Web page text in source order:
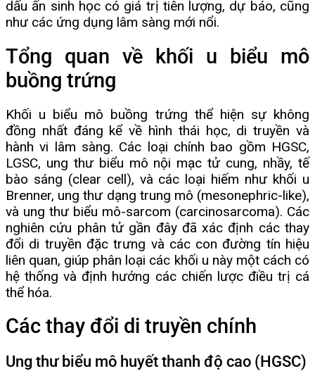
dấu ấn sinh học có giá trị tiên lượng, dự báo, cũng
như các ứng dụng lâm sàng mới nổi.
Tổng quan về khối u biểu mô
buồng trứng
Khối u biểu mô buồng trứng thể hiện sự không
đồng nhất đáng kể về hình thái học, di truyền và
hành vi lâm sàng. Các loại chính bao gồm HGSC,
LGSC, ung thư biểu mô nội mạc tử cung, nhầy, tế
bào sáng (clear cell), và các loại hiếm như khối u
Brenner, ung thư dạng trung mô (mesonephric-like),
và ung thư biểu mô-sarcom (carcinosarcoma). Các
nghiên cứu phân tử gần đây đã xác định các thay
đổi di truyền đặc trưng và các con đường tín hiệu
liên quan, giúp phân loại các khối u này một cách có
hệ thống và định hướng các chiến lược điều trị cá
thể hóa.
Các thay đổi di truyền chính
Ung thư biểu mô huyết thanh độ cao (HGSC)